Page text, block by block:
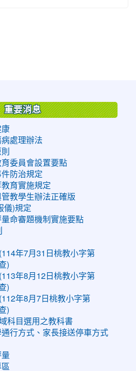
重要消息
康
病處理辦法
育委員會設置要點
件防治規定
教育實施規定
管教學生辦法正確版
儀)規定
量命審題機制實施要點
年7月31日桃教小字第
)
年8月12日桃教小字第
)
年8月7日桃教小字第
)
科目選用之教科書
行方式、家長接送停車方式
量